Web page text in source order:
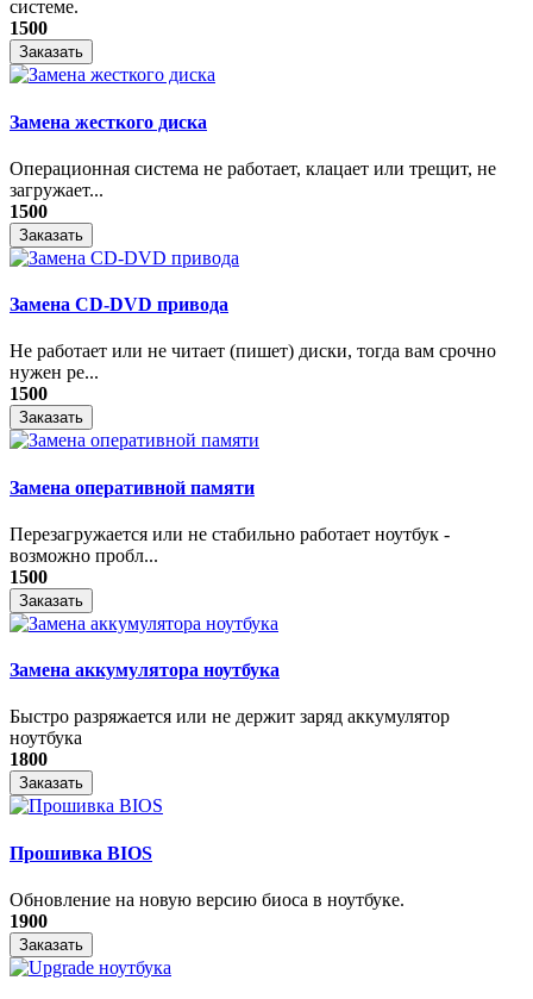
системе.
1500
Заказать
Замена жесткого диска
Операционная система не работает, клацает или трещит, не
загружает...
1500
Заказать
Замена CD-DVD привода
Не работает или не читает (пишет) диски, тогда вам срочно
нужен ре...
1500
Заказать
Замена оперативной памяти
Перезагружается или не стабильно работает ноутбук -
возможно пробл...
1500
Заказать
Замена аккумулятора ноутбука
Быстро разряжается или не держит заряд аккумулятор
ноутбука
1800
Заказать
Прошивка BIOS
Обновление на новую версию биоса в ноутбуке.
1900
Заказать